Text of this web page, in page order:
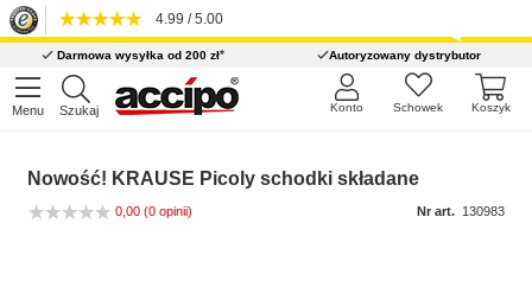
4.99 / 5.00
Darmowa wysyłka od 200 zł* Autoryzowany dystrybutor
Menu Szukaj Koszyk
Schowek
Konto
Nowość! KRAUSE Picoly schodki składane
0,00 (0 opinii) Nr art. 130983